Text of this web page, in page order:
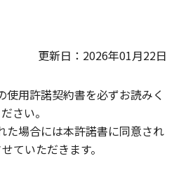
更新日：2026年01月22日
使用許諾契約書を必ずお読みく
ださい。
た場合には本許諾書に同意され
ていただきます。